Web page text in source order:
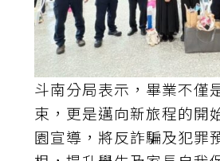
斗南分局表示，畢業不僅
束，更是邁向新旅程的開
園宣導，將反詐騙及犯罪